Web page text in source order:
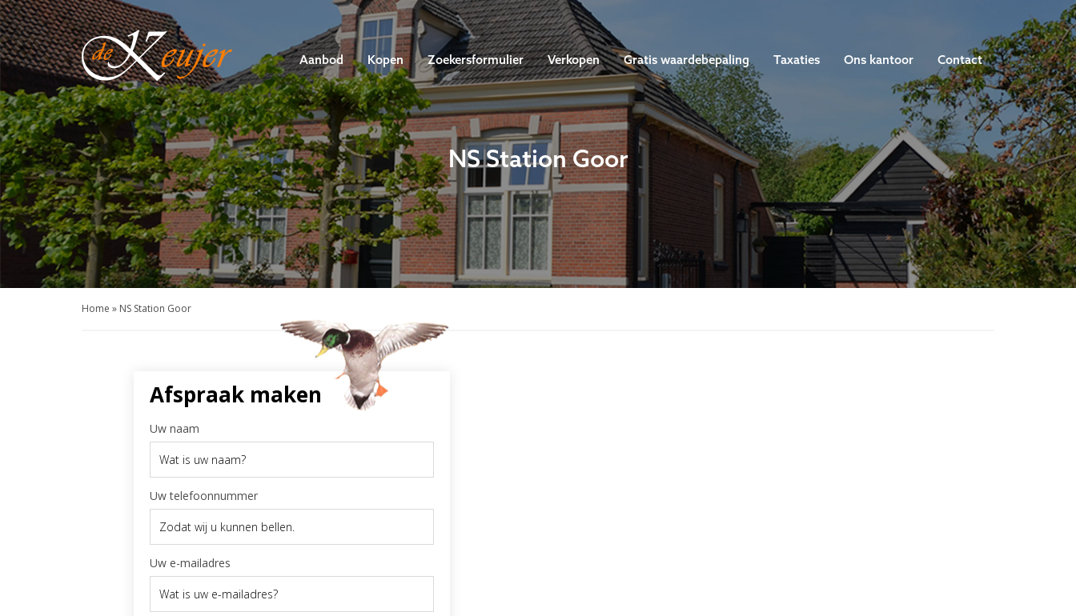
Keujer
Makelaar
-
Hof
van
Twente
Aanbod Kopen Zoekersformulier Verkopen Gratis waardebepaling Taxaties Ons kantoor Contact
NS Station Goor
Home » NS Station Goor
Afspraak maken
Uw naam
Uw telefoonnummer
Uw e-mailadres